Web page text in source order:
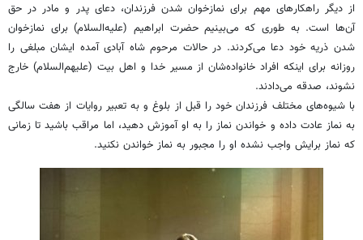
از دیگر راهکارهای مهم برای نمازخوان شدن فرزندان، دعای پدر و مادر در حق
آن‌ها است. به طوری که می‌بینیم حضرت ابراهیم (علیه‌السلام) برای نمازخوان
شدن ذریه خود دعا می‌کردند. در حالات مرحوم شاه آبادی آمده ایشان مبلغی را
روزانه برای اینکه افراد خانواده‌شان از مسیر خدا و اهل بیت (علیهم‌السلام) خارج
نشوند، صدقه می‌دادند.
با شیوه‌های مختلف فرزندان خود را قبل از بلوغ و به تعبیر روایات از هفت سالگی
به نماز عادت داده و خواندن نماز را به او آموزش دهید، اما مراقب باشید تا زمانی
که نماز برایش واجب نشده او را مجبور به نماز خواندن نکنید.